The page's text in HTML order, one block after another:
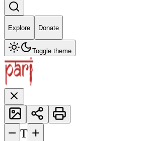
Explore Donate
Toggle theme
− T +